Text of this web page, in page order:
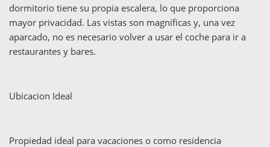
dormitorio tiene su propia escalera, lo que proporciona
mayor privacidad. Las vistas son magníficas y, una vez
aparcado, no es necesario volver a usar el coche para ir a
restaurantes y bares.
Ubicacion Ideal
Propiedad ideal para vacaciones o como residencia